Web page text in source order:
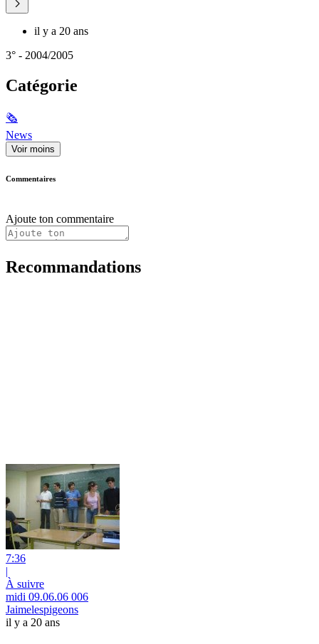
il y a 20 ans
3° - 2004/2005
Catégorie
🗞
News
Voir moins
Commentaires
Ajoute ton commentaire
Recommandations
7:36
|
À suivre
midi 09.06.06 006
Jaimelespigeons
il y a 20 ans